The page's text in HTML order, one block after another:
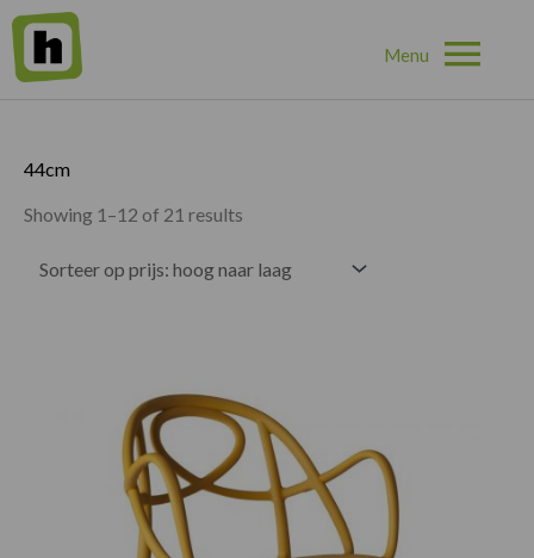
Home»
44cm
Showing 1–12 of 21 results